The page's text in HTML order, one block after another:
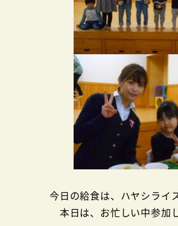
今日の給食は、ハヤシライ
本日は、お忙しい中参加